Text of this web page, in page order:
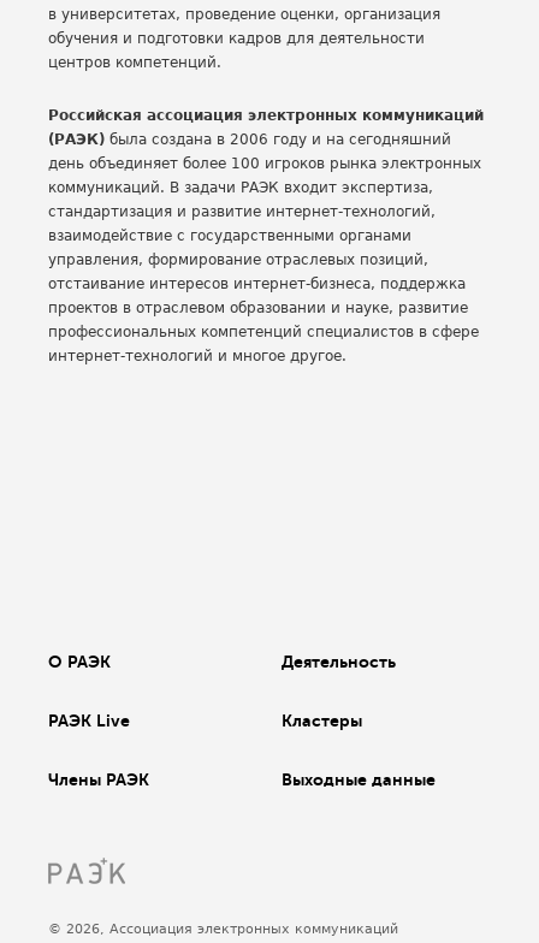
в университетах, проведение оценки, организация
обучения и подготовки кадров для деятельности
центров компетенций.
Российская ассоциация электронных коммуникаций
(РАЭК) была создана в 2006 году и на сегодняшний
день объединяет более 100 игроков рынка электронных
коммуникаций. В задачи РАЭК входит экспертиза,
стандартизация и развитие интернет-технологий,
взаимодействие с государственными органами
управления, формирование отраслевых позиций,
отстаивание интересов интернет-бизнеса, поддержка
проектов в отраслевом образовании и науке, развитие
профессиональных компетенций специалистов в сфере
интернет-технологий и многое другое.
О РАЭК Деятельность
РАЭК Live Кластеры
Члены РАЭК Выходные данные
© 2026, Ассоциация электронных коммуникаций